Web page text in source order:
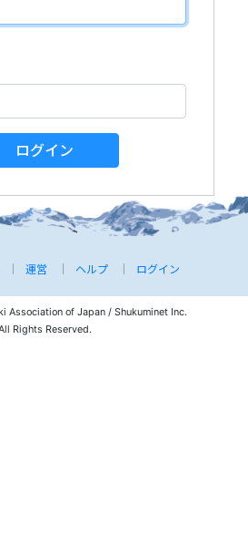
ログイン
運営 ヘルプ ログイン
of Japan / Shukuminet Inc.
Rights Reserved.